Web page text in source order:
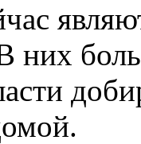
них